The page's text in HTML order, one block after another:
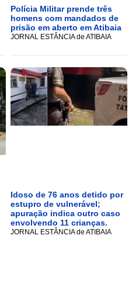
Polícia Militar prende três
homens com mandados de
prisão em aberto em Atibaia
JORNAL ESTÂNCIA de ATIBAIA
Idoso de 76 anos detido por
estupro de vulnerável;
apuração indica outro caso
envolvendo 11 crianças.
JORNAL ESTÂNCIA de ATIBAIA